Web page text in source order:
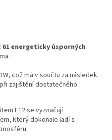
61 energeticky úsporných
což má v součtu za následek
zajištění dostatečného
E12 se vyznačují
který dokonale ladí s